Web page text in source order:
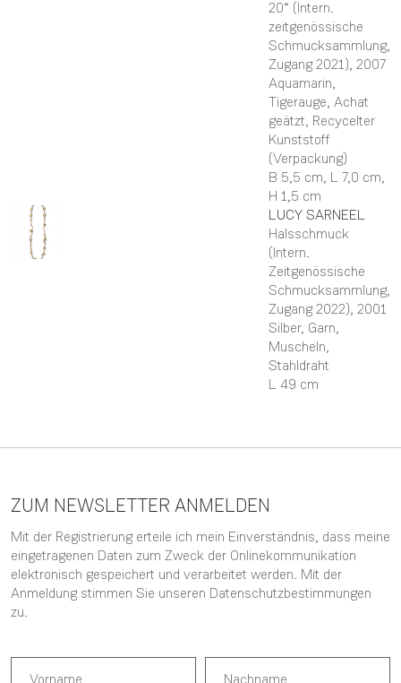
20“ (Intern.
zeitgenössische
Schmucksammlung,
Zugang 2021), 2007
Aquamarin,
Tigerauge, Achat
geätzt, Recycelter
Kunststoff
(Verpackung)
B 5,5 cm, L 7,0 cm,
H 1,5 cm
LUCYSARNEEL
Halsschmuck
(Intern.
Zeitgenössische
Schmucksammlung,
Zugang 2022), 2001
Silber, Garn,
Muscheln,
Stahldraht
L 49 cm
ZUM NEWSLETTER ANMELDEN
Mit der Registrierung erteile ich mein Einverständnis, dass meine
eingetragenen Daten zum Zweck der Onlinekommunikation
elektronisch gespeichert und verarbeitet werden. Mit der
Anmeldung stimmen Sie unseren Datenschutzbestimmungen
zu.